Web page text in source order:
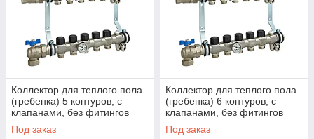
Коллектор для теплого пола
(гребенка) 5 контуров, с
клапанами, без фитингов
Под заказ
Коллектор для теплого пола
(гребенка) 6 контуров, с
клапанами, без фитингов
Под заказ